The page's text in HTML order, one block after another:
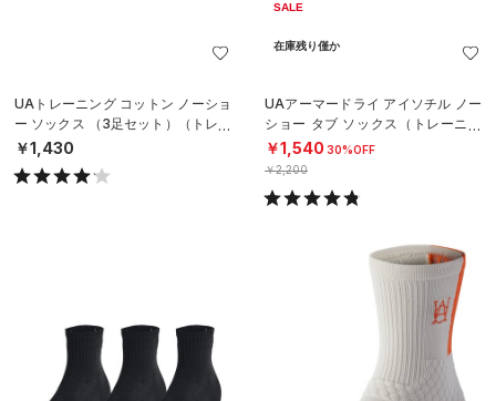
UAトレーニング コットン ノーショ
ー ソックス （3足セット）（トレー
ニング/UNISEX）
￥1,430
SALE
在庫残り僅か
UAアーマードライ アイソチル ノー
ショー タブ ソックス（トレーニン
グ/UNISEX）
￥1,540 30%OFF
￥2,200